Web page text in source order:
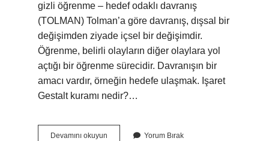
gizli öğrenme – hedef odaklı davranış
(TOLMAN) Tolman’a göre davranış, dışsal bir
değişimden ziyade içsel bir değişimdir.
Öğrenme, belirli olayların diğer olaylara yol
açtığı bir öğrenme sürecidir. Davranışın bir
amacı vardır, örneğin hedefe ulaşmak. Işaret
Gestalt kuramı nedir?…
Devamını okuyun Yorum Bırak